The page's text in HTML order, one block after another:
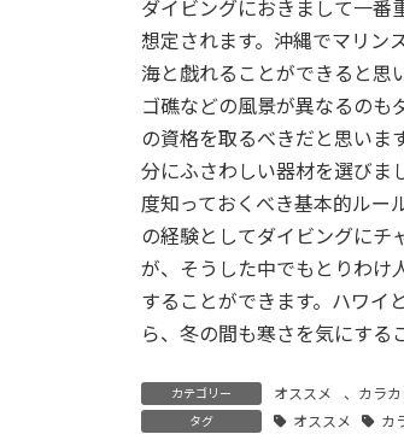
ダイビングにおきまして一番
想定されます。沖縄でマリン
海と戯れることができると思
ゴ礁などの風景が異なるのも
の資格を取るべきだと思いま
分にふさわしい器材を選びま
度知っておくべき基本的ルー
の経験としてダイビングにチ
が、そうした中でもとりわけ
することができます。ハワイ
ら、冬の間も寒さを気にする
カテゴリー オススメ 、 カラカ
タグ オススメ カ